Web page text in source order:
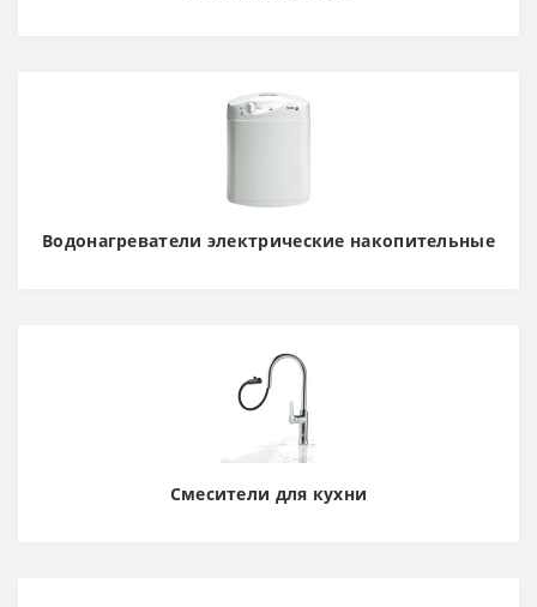
Водонагреватели электрические накопительные
Смесители для кухни